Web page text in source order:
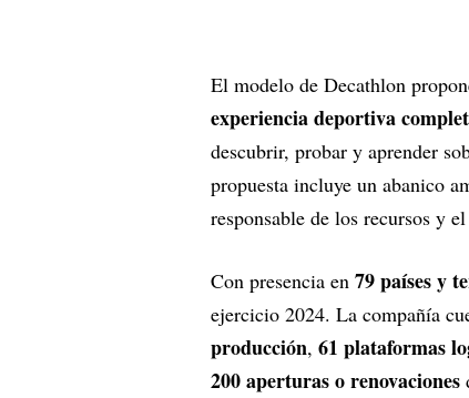
El modelo de Decathlon
experiencia deportiva
descubrir, probar y aprender
propuesta incluye un abanico
responsable de los recursos y
Con presencia en 79 países y
ejercicio 2024. La compañía
producción, 61 plataformas
200 aperturas o renovaciones